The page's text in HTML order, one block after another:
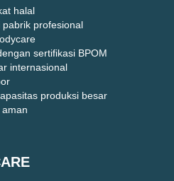
halal
profesional
sertifikasi BPOM
internasional
produksi besar